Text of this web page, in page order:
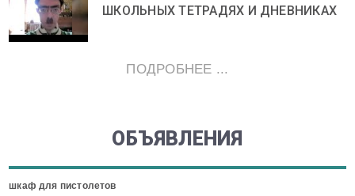
ШКОЛЬНЫХ ТЕТРАДЯХ И ДНЕВНИКАХ
ПОДРОБНЕЕ ...
ОБЪЯВЛЕНИЯ
шкаф для пистолетов